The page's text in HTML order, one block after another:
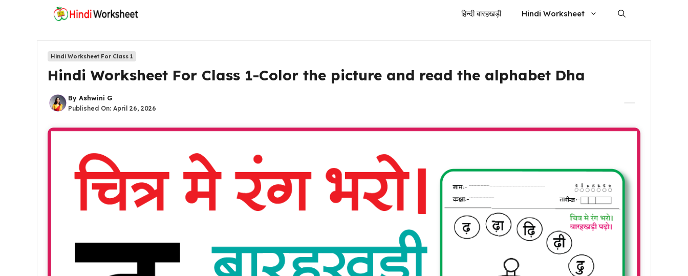
हिन्दी बारहखड़ी Hindi Worksheet
Hindi Worksheet For Class 1
Hindi Worksheet For Class 1-Color the picture and read the alphabet Dha
By Ashwini G
Published On: April 26, 2026